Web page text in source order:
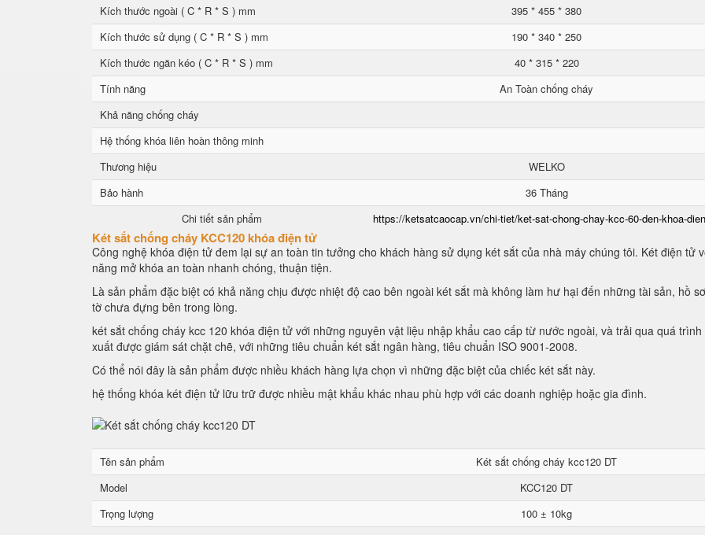
Kích thước ngoài ( C * R * S ) mm
395 * 455 * 380
Kích thước sử dụng ( C * R * S ) mm
190 * 340 * 250
Kích thước ngăn kéo ( C * R * S ) mm
40 * 315 * 220
Tính năng
An Toàn chống cháy
Khả năng chống cháy
Hệ thống khóa liên hoàn thông minh
Thương hiệu
WELKO
Bảo hành
36 Tháng
Chi tiết sản phẩm
https://ketsatcaocap.vn/chi-tiet/ket-sat-chong-chay-kcc-60-den-khoa-
Két sắt chống cháy KCC120 khóa điện tử
Công nghệ khóa điện tử đem lại sự an toàn tin tưởng cho khách hàng sử dụng két sắt của nhà máy chúng tôi. Két điện tử
năng mở khóa an toàn nhanh chóng, thuận tiện.
Là sản phẩm đặc biệt có khả năng chịu được nhiệt độ cao bên ngoài két sắt mà không làm hư hại đến những tài sản, hồ
tờ chưa đựng bên trong lòng.
két sắt chống cháy kcc 120 khóa điện tử với những nguyên vật liệu nhập khẩu cao cấp từ nước ngoài, và trải qua quá trình
xuất được giám sát chặt chẽ, với những tiêu chuẩn két sắt ngân hàng, tiêu chuẩn ISO 9001-2008.
Có thể nói đây là sản phẩm được nhiều khách hàng lựa chọn vì những đặc biệt của chiếc két sắt này.
hệ thống khóa két điện tử lữu trữ được nhiều mật khẩu khác nhau phù hợp với các doanh nghiệp hoặc gia đình.
Tên sản phẩm
Két sắt chống cháy kcc120 DT
Model
KCC120 DT
Trọng lượng
100 ± 10kg